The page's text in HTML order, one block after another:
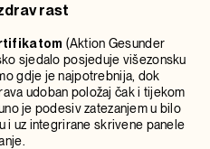
rast
(Aktion Gesunder
sjedalo posjeduje višezonsku
gdje je najpotrebnija, dok
udoban položaj čak i tijekom
je podesiv zatezanjem u bilo
i uz integrirane skrivene panele